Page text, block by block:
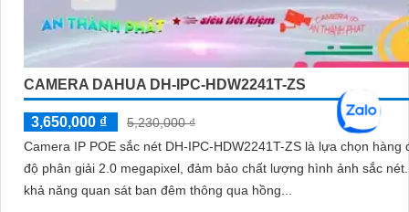
CAMERA DAHUA DH-IPC-HDW2241T-ZS
3,650,000 ₫
5,230,000 ₫
Camera IP POE sắc nét DH-IPC-HDW2241T-ZS là lựa chọn hàng
độ phân giải 2.0 megapixel, đảm bảo chất lượng hình ảnh sắc nét.
khả năng quan sát ban đêm thông qua hồng...